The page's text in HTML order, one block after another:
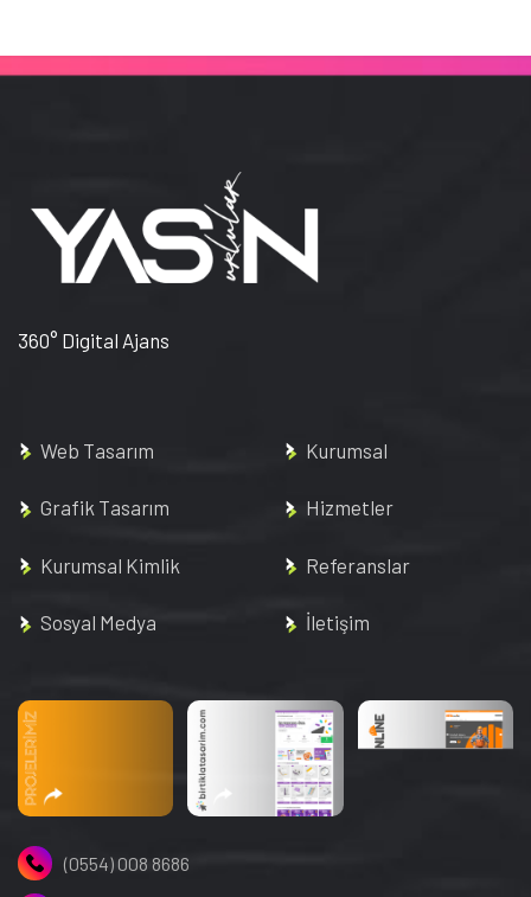
360° Digital Ajans
Web Tasarım
Grafik Tasarım
Kurumsal Kimlik
Sosyal Medya
Kurumsal
Hizmetler
Referanslar
İletişim
(0554) 008 8686